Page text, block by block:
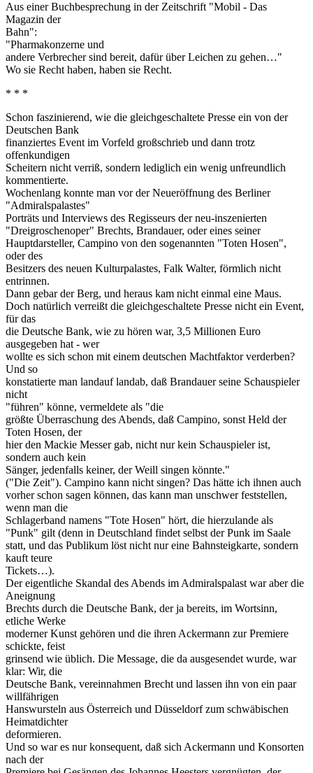
Aus einer Buchbesprechung in der Zeitschrift "Mobil - Das
Magazin der
Bahn":
"Pharmakonzerne und
andere Verbrecher sind bereit, dafür über Leichen zu gehen…"
Wo sie Recht haben, haben sie Recht.
* * *
Schon faszinierend, wie die gleichgeschaltete Presse ein von der
Deutschen Bank
finanziertes Event im Vorfeld großschrieb und dann trotz
offenkundigen
Scheitern nicht verriß, sondern lediglich ein wenig unfreundlich
kommentierte.
Wochenlang konnte man vor der Neueröffnung des Berliner
"Admiralspalastes"
Porträts und Interviews des Regisseurs der neu-inszenierten
"Dreigroschenoper" Brechts, Brandauer, oder eines seiner
Hauptdarsteller, Campino von den sogenannten "Toten Hosen",
oder des
Besitzers des neuen Kulturpalastes, Falk Walter, förmlich nicht
entrinnen.
Dann gebar der Berg, und heraus kam nicht einmal eine Maus.
Doch natürlich verreißt die gleichgeschaltete Presse nicht ein Event,
für das
die Deutsche Bank, wie zu hören war, 3,5 Millionen Euro
ausgegeben hat - wer
wollte es sich schon mit einem deutschen Machtfaktor verderben?
Und so
konstatierte man landauf landab, daß Brandauer seine Schauspieler
nicht
"führen" könne, vermeldete als "die
größte Überraschung des Abends, daß Campino, sonst Held der
Toten Hosen, der
hier den Mackie Messer gab, nicht nur kein Schauspieler ist,
sondern auch kein
Sänger, jedenfalls keiner, der Weill singen könnte."
("Die Zeit"). Campino kann nicht singen? Das hätte ich ihnen auch
vorher schon sagen können, das kann man unschwer feststellen,
wenn man die
Schlagerband namens "Tote Hosen" hört, die hierzulande als
"Punk" gilt (denn in Deutschland findet selbst der Punk im Saale
statt, und das Publikum löst nicht nur eine Bahnsteigkarte, sondern
kauft teure
Tickets…).
Der eigentliche Skandal des Abends im Admiralspalast war aber die
Aneignung
Brechts durch die Deutsche Bank, der ja bereits, im Wortsinn,
etliche Werke
moderner Kunst gehören und die ihren Ackermann zur Premiere
schickte, feist
grinsend wie üblich. Die Message, die da ausgesendet wurde, war
klar: Wir, die
Deutsche Bank, vereinnahmen Brecht und lassen ihn von ein paar
willfährigen
Hanswursteln aus Österreich und Düsseldorf zum schwäbischen
Heimatdichter
deformieren.
Und so war es nur konsequent, daß sich Ackermann und Konsorten
nach der